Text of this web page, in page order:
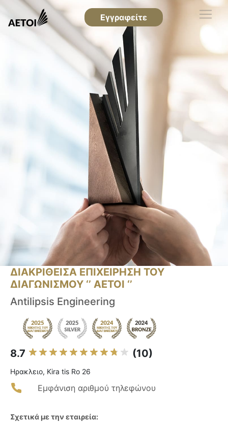
Εγγραφείτε
ΔΙΑΚΡΙΘΕΙΣΑ ΕΠΙΧΕΙΡΗΣΗ ΤΟΥ
ΔΙΑΓΩΝΙΣΜΟΥ ‘’ ΑΕΤΟΙ ‘’
Antilipsis Engineering
8.7 (10)
Ηρακλειο, Kira tis Ro 26
Εμφάνιση αριθμού τηλεφώνου
Σχετικά με την εταιρεία: